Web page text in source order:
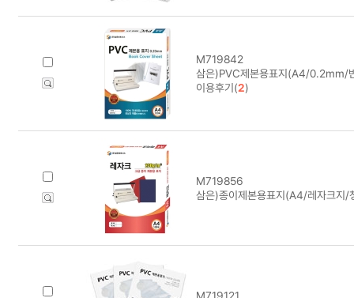
M719842
삼은)PVC제본용표지(A4/0.2mm/
이용후기(2)
M719856
삼은)종이제본용표지(A4/레자크지/
M719121